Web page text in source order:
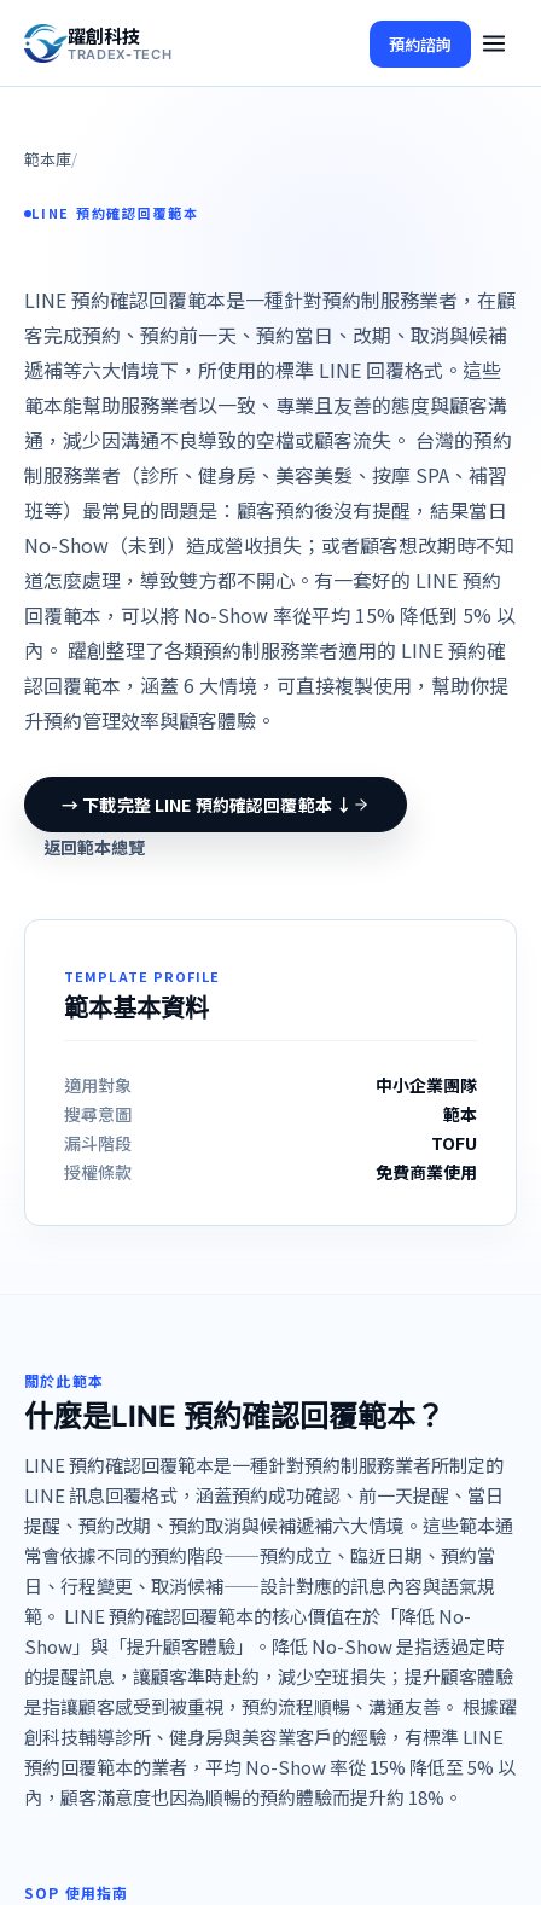
躍創科技
TRADEX-TECH 預約諮詢
範本庫/
LINE 預約確認回覆範本
LINE 預約確認回覆範本是一種針對預約制服務業者，在顧
客完成預約、預約前一天、預約當日、改期、取消與候補
遞補等六大情境下，所使用的標準 LINE 回覆格式。這些
範本能幫助服務業者以一致、專業且友善的態度與顧客溝
通，減少因溝通不良導致的空檔或顧客流失。 台灣的預約
制服務業者（診所、健身房、美容美髮、按摩 SPA、補習
班等）最常見的問題是：顧客預約後沒有提醒，結果當日
No-Show（未到）造成營收損失；或者顧客想改期時不知
道怎麼處理，導致雙方都不開心。有一套好的 LINE 預約
回覆範本，可以將 No-Show 率從平均 15% 降低到 5% 以
內。 躍創整理了各類預約制服務業者適用的 LINE 預約確
認回覆範本，涵蓋 6 大情境，可直接複製使用，幫助你提
升預約管理效率與顧客體驗。
→ 下載完整 LINE 預約確認回覆範本 ↓
返回範本總覽
TEMPLATE PROFILE
範本基本資料
適用對象
中小企業團隊
搜尋意圖
範本
漏斗階段
TOFU
授權條款
免費商業使用
關於此範本
什麼是LINE 預約確認回覆範本？
LINE 預約確認回覆範本是一種針對預約制服務業者所制定的
LINE 訊息回覆格式，涵蓋預約成功確認、前一天提醒、當日
提醒、預約改期、預約取消與候補遞補六大情境。這些範本通
常會依據不同的預約階段——預約成立、臨近日期、預約當
日、行程變更、取消候補——設計對應的訊息內容與語氣規
範。 LINE 預約確認回覆範本的核心價值在於「降低 No-
Show」與「提升顧客體驗」。降低 No-Show 是指透過定時
的提醒訊息，讓顧客準時赴約，減少空班損失；提升顧客體驗
是指讓顧客感受到被重視，預約流程順暢、溝通友善。 根據躍
創科技輔導診所、健身房與美容業客戶的經驗，有標準 LINE
預約回覆範本的業者，平均 No-Show 率從 15% 降低至 5% 以
內，顧客滿意度也因為順暢的預約體驗而提升約 18%。
SOP 使用指南